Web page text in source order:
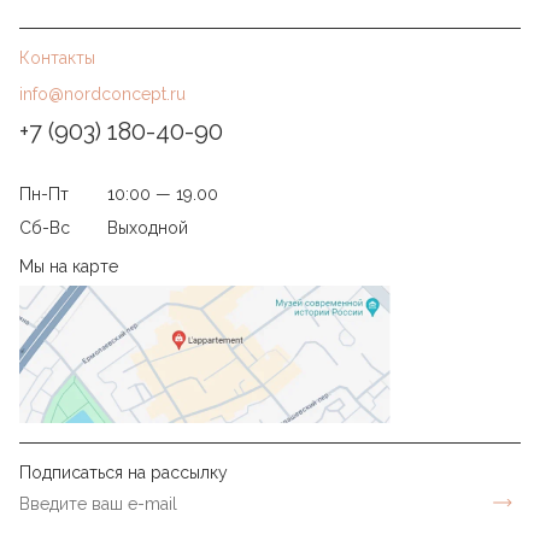
Контакты
info@nordconcept.ru
+7 (903) 180-40-90
Пн-Пт
10:00 — 19.00
Сб-Вс
Выходной
Мы на карте
Подписаться на рассылку